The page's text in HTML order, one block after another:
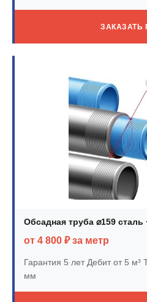
ЗАКАЗАТЬ
Обсадная труба ⌀159
от 4 800 ₽ за метр
Гарантия 5 летДебит от 5 м³
мм